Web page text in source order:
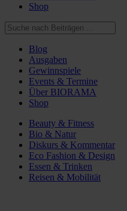
Shop
Blog
Ausgaben
Gewinnspiele
Events & Termine
Über BIORAMA
Shop
Beauty & Fitness
Bio & Natur
Diskurs & Kommentar
Eco Fashion & Design
Essen & Trinken
Reisen & Mobilität